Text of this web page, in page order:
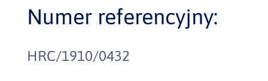
Numer referencyjny:
HRC/1910/0432